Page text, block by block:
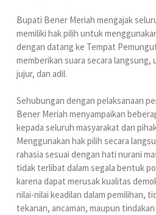
Bupati Bener Meriah mengajak
memiliki hak pilih untuk
dengan datang ke Tempat
memberikan suara secara langsung,
jujur, dan adil.
Sehubungan dengan pelaksanaan
Bener Meriah menyampaikan
kepada seluruh masyarakat dan
Menggunakan hak pilih secara
rahasia sesuai dengan hati nurani
tidak terlibat dalam segala bentuk
karena dapat merusak kualitas
nilai-nilai keadilan dalam pemilihan,
tekanan, ancaman, maupun